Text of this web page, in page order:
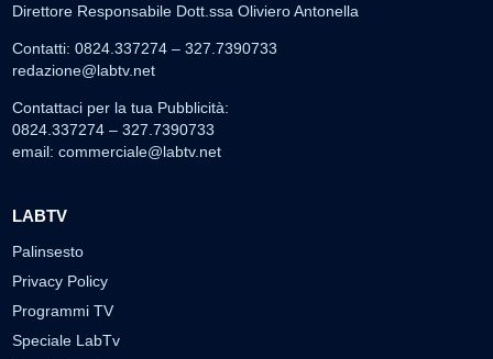
Direttore Responsabile Dott.ssa Oliviero Antonella
Contatti: 0824.337274 – 327.7390733
redazione@labtv.net
Contattaci per la tua Pubblicità:
0824.337274 – 327.7390733
email: commerciale@labtv.net
LABTV
Palinsesto
Privacy Policy
Programmi TV
Speciale LabTv